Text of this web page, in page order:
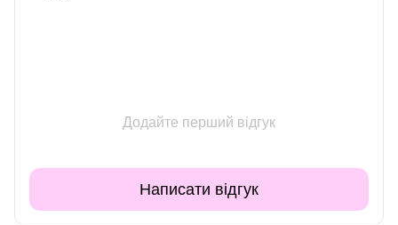
Додайте перший відгук
Написати відгук